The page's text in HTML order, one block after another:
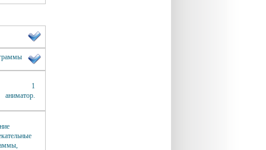
1
аниматор.